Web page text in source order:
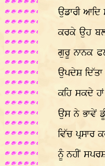
ਉਡਾਰੀ ਆਦਿ
ਕਰਕੇ ਉਹ
ਗੁਰੂ ਨਾਨਕ
ਉਪਦੇਸ਼
ਕਹਿ ਸਕਦੇ
ਉਸ ਨੇ ਭਾਵੇਂ
ਵਿੱਚ
ਨੂੰ ਨਹੀਂ